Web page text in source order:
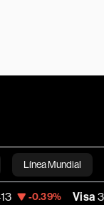
Línea Mundial
Bloomberg
Visa 370.47